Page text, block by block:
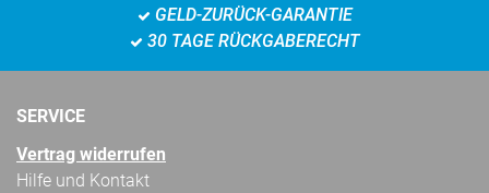
GELD-ZURÜCK-GARANTIE
30 TAGE RÜCKGABERECHT
SERVICE
Vertrag widerrufen
Hilfe und Kontakt